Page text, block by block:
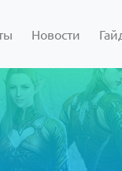
Новости